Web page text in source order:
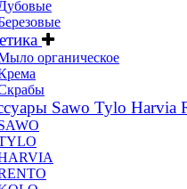
органическое
Sawo Tylo Harvia